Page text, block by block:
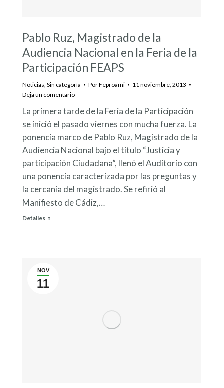
Pablo Ruz, Magistrado de la
Audiencia Nacional en la Feria de la
Participación FEAPS
Noticias Sin categoría PorFeproami
11 noviembre, 2013
Deja un comentario
La primera tarde de la Feria de la Participación
se inició el pasado viernes con mucha fuerza. La
ponencia marco de Pablo Ruz, Magistrado de la
Audiencia Nacional bajo el título “Justicia y
participación Ciudadana”, llenó el Auditorio con
una ponencia caracterizada por las preguntas y
la cercanía del magistrado. Se refirió al
Manifiesto de Cádiz,…
Detalles
NOV
11